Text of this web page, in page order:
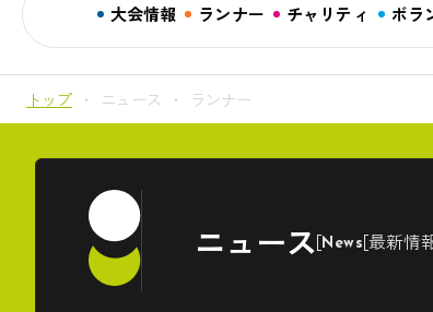
大会情報 ランナー チャリティ ボラ
トップ ニュース ランナー
ニュース News 最新情